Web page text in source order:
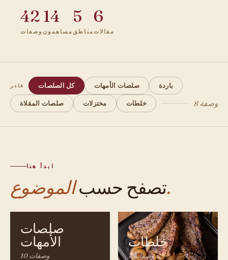
42
وصفات
14
مساهمون
5
مناطق
6
مقالات
فلتر كل الصلصات صلصات الأمهات باردة
صلصات المقلاة مختزلات خلطات 8 وصفة
ابدأ هنا
تصفح حسبالموضوع.
صلصات
الأمهات
10 وصفات
خلطات
7 وصفات